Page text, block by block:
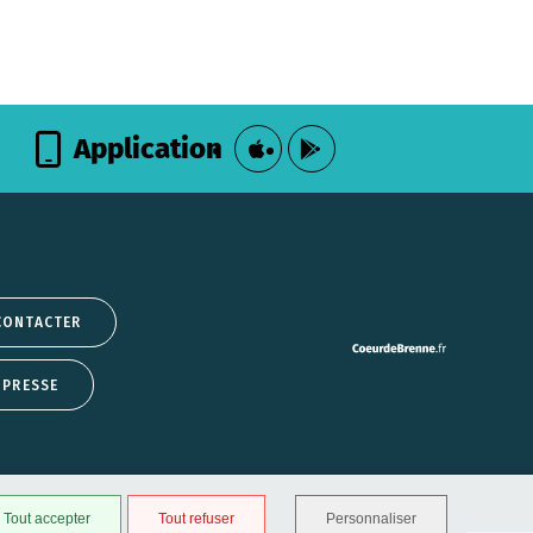
Tout accepter Tout refuser Personnaliser
Application